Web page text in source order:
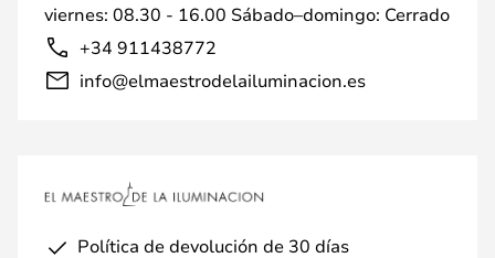
viernes: 08.30 - 16.00 Sábado–domingo: Cerrado
+34 911438772
info@elmaestrodelailuminacion.es
Política de devolución de 30 días